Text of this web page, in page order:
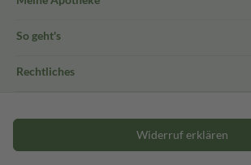
So geht's
Rechtliches
Widerruf erklären